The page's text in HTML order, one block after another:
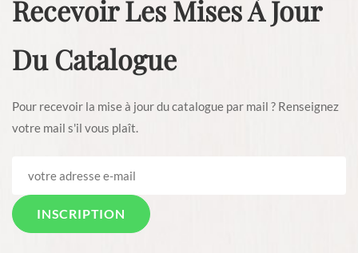
Recevoir Les Mises À Jour
Du Catalogue
Pour recevoir la mise à jour du catalogue par mail ? Renseignez
votre mail s'il vous plaît.